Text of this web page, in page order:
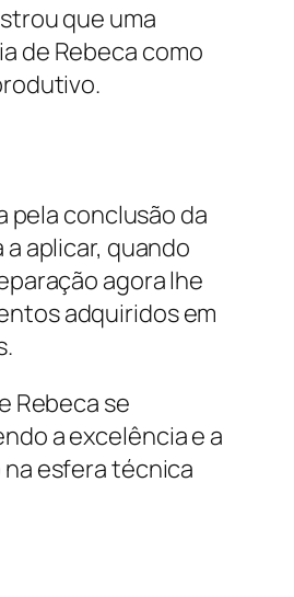
que uma
de Rebeca como
pela conclusão da
aplicar, quando
agora lhe
adquiridos em
Rebeca se
a excelência e a
esfera técnica